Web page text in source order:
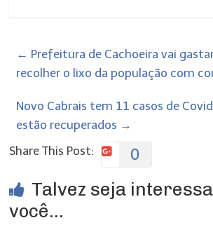
← Prefeitura de Cachoeira vai
recolher o lixo da população com
Novo Cabrais tem 11 casos de
estão recuperados →
Share This Post:
0
Talvez seja
você...